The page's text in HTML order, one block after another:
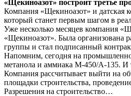
«Щекиноазот» построит третье
Компания «Щекиноазот» и датская
который станет первым шагом в
Уже несколько месяцев компания
«Щекиноазот». Была организована
группы и стал подписанный
Напомним, сегодня на
метанола и аммиака М-450/А-135. И
Компания рассчитывает выйти на
площадки строительства,
Разрешения на строительство…